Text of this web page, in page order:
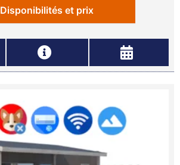
Disponibilités et prix